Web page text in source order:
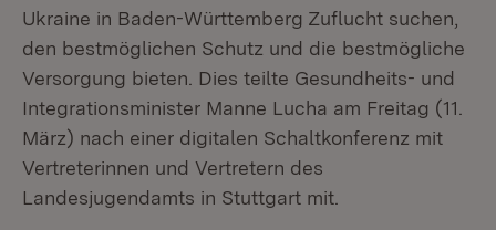
Ukraine in Baden-Württemberg Zuflucht suchen,
den bestmöglichen Schutz und die bestmögliche
Versorgung bieten. Dies teilte Gesundheits- und
Integrationsminister Manne Lucha am Freitag (11.
März) nach einer digitalen Schaltkonferenz mit
Vertreterinnen und Vertretern des
Landesjugendamts in Stuttgart mit.